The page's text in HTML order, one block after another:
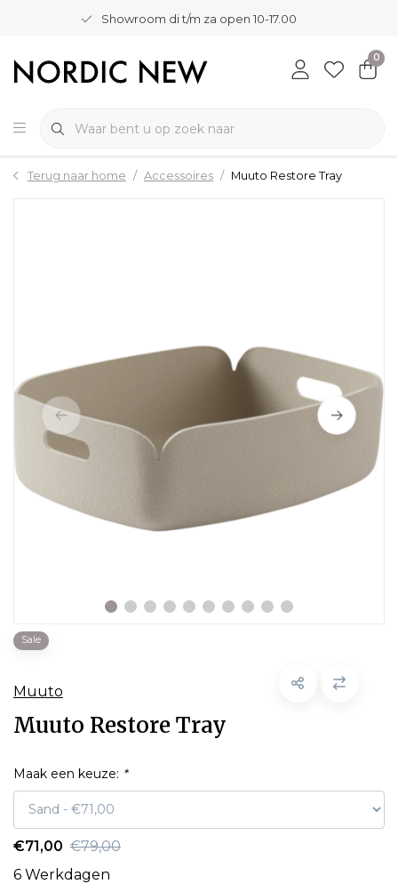
Showroom di t/m za open 10-17.00
0
Terug naar home Accessoires Muuto Restore Tray
Sale
Muuto
Muuto Restore Tray
Maak een keuze: *
€71,00 €79,00
6 Werkdagen